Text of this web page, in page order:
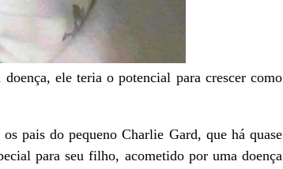
ele teria o potencial para crescer como
pais do pequeno Charlie Gard, que há quase
para seu filho, acometido por uma doença